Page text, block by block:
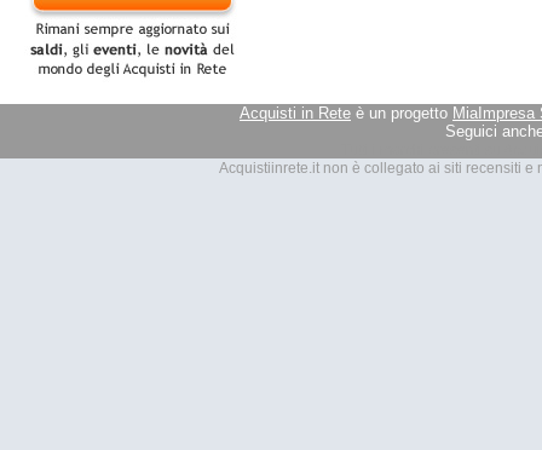
Acquisti in Rete è un progetto MiaImpresa
Seguici
Acquistiinrete.it non è collegato ai siti recensiti